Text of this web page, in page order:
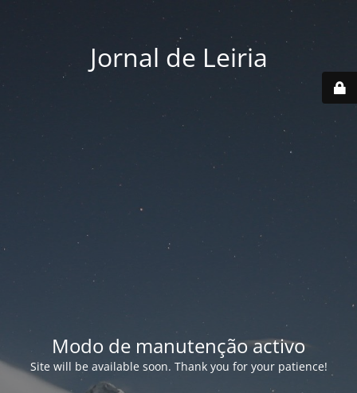
Jornal de Leiria
Modo de manutenção activo
Site will be available soon. Thank you for your patience!